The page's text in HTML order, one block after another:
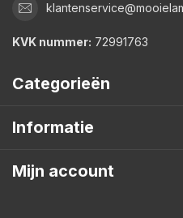
KVK nummer: 72991763
Categorieën
Informatie
Mijn account